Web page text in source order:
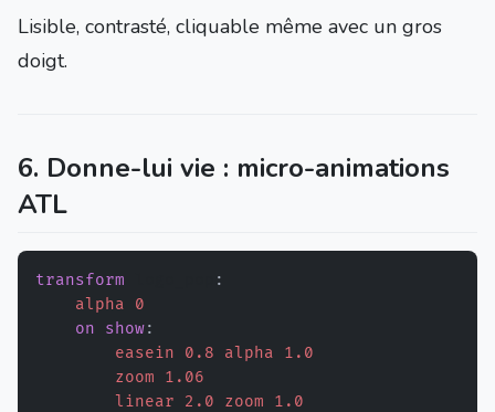
Lisible, contrasté, cliquable même avec un gros
doigt.
6. Donne-lui vie : micro-animations
ATL
transform
:
alpha
0
on
show:
easein
0.8 alpha
1.0
zoom
1.06
linear
2.0 zoom 1.0